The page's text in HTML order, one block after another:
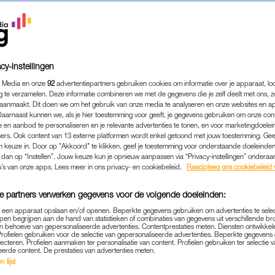
WANDELGEBIED
DE ALPEN, MAAR IS
DICHTERBIJ
EVEN WEG|WIL JE WETEN
10-06-2026 | ALEXANDRA VAN DER HOEVEN
zit goed in Europa: aan mooie wandelroutes
van bijvoorbeeld de Alpen toch wat
instellingen
en onze 92 advertentiepartners gebruiken cookies om informatie over je apparaat,
te verzamelen. Deze informatie combineren we met de gegevens die je zelf deelt met ons,
Dit doen we om het gebruik van onze media te analyseren en onze websites en
kunnen we, als je hier toestemming voor geeft, je gegevens gebruiken om onze
en aanbod te personaliseren en je relevante advertenties te tonen, en voor
Ook content van 13 externe platformen wordt enkel getoond met jouw toestemming.
keuze in. Door op "Akkoord" te klikken, geef je toestemming voor onderstaande
op “Instellen”. Jouw keuze kun je opnieuw aanpassen via “Privacy-instellingen”
van onze apps. Lees meer in ons privacy- en cookiebeleid.
Raadpleeg ons cookiebeleid
partners verwerken gegevens voor de volgende doeleinden:
apparaat opslaan en/of openen. Beperkte gegevens gebruiken om advertenties te
begrijpen aan de hand van statistieken of combinaties van gegevens uit verschillende
behoeve van gepersonaliseerde advertenties. Contentprestaties meten. Diensten
gebruiken voor de selectie van gepersonaliseerde advertenties. Beperkte
Profielen aanmaken ter personalisatie van content. Profielen gebruiken ter selectie
content. De prestaties van advertenties meten.
lijst